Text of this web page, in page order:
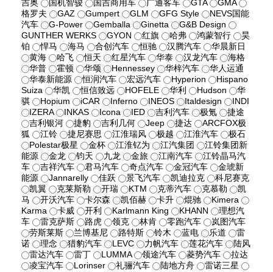
吉奥
国机智骏 国吉商用车 广通客车 GTA
GMA
格罗夫
GAZ Gumpert GLM GFG Style
NEVS国能
汽车
G-Power Gemballa Ginetta
G&B Design
GUNTHER WERKS
GYON 红旗 哈弗 鸿蒙智行
昊
铂
悍马 海马 合创汽车 恒驰 汉腾汽车
华晨新日
黄海
哈飞 恒天 红星汽车 华泰 汉龙汽车
海格
华普
霍顿 华颂 Hennessey 华梓汽车
华人运通
华泰新能源
恒润汽车 宏远汽车 Hyperion
Hispano
Suiza
华凯 恒信致远 HOFELE 华利 Hudson
华
骐
Hopium iCAR Inferno INEOS Italdesign
INDI
IZERA
INKAS Icona IED 吉利汽车 极氪
捷途
吉利银河
捷豹 吉利几何 Jeep 捷达
ARCFOX极
狐
江铃 捷尼赛思 江淮瑞风 极越 江淮汽车
极石
Polestar极星
金杯 江淮钇为 江汽集团
江铃集团新
能源
金龙 钧天 九龙 金旅 江南汽车
江铃晶马汽
车
吉祥汽车 君马汽车 奇点汽车 金冠汽车
金琥新
能源
Jannarelly 佳跃 景飞汽车 凯迪拉克
科尼赛克
凯翼
克莱斯勒 开瑞 KTM 克蒂汽车 克慕勒
凯
马
开沃汽车 卡尔森 凯佰赫 卡升 焜驰
Kimera
Karma
卡威 开利 Karlmann King KHANN
理想汽
车
雷克萨斯 路虎 领克 林肯 零跑汽车
岚图汽车
劳斯莱斯
兰博基尼 路特斯 铃木 蓝电 乐道
雷
诺
理念 猎豹汽车 LEVC 力帆汽车 莲花汽车
陆风
雷达汽车
雷丁 LUMMA 领途汽车 菱势汽车
拉达
凌宝汽车
Lorinser 礼骊汽车 陆地方舟
雷诺三星